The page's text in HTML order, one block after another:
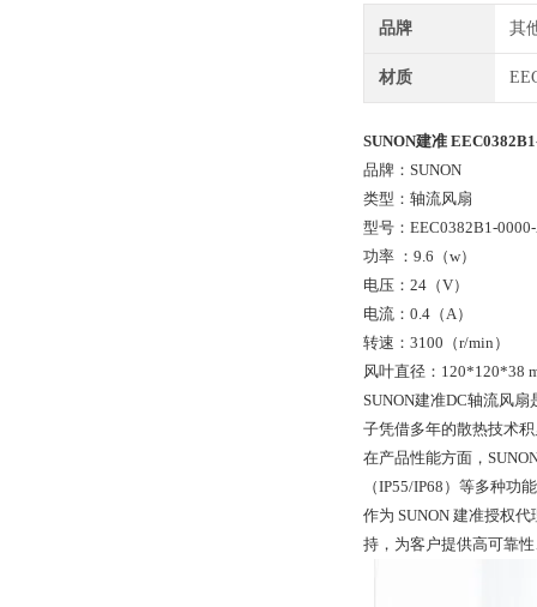
品牌 其
材质
SUNON建准
品牌：SUNON
类型：轴流风扇
型号：EEC0382B1-
功率 ：9.6（w）
电压：24（V）
电流：0.4（A）
转速：3100（r/min）
风叶直径：120*120*38
SUNON建准DC轴流风
子凭借多年的散热技术
在产品性能方面，
（IP55/IP68）等多种
作为 SUNON 建准授权
持，为客户提供高可靠